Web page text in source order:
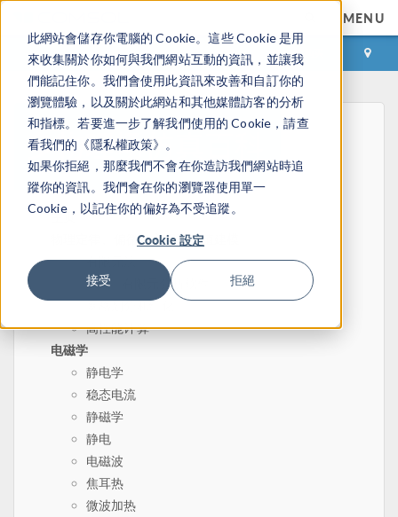
此網站會儲存你電腦的 Cookie。這些 Cookie 是用
來收集關於你如何與我們網站互動的資訊，並讓我
們能記住你。我們會使用此資訊來改善和自訂你的
瀏覽體驗，以及關於此網站和其他媒體訪客的分析
和指標。若要進一步了解我們使用的 Cookie，請查
看我們的《隱私權政策》。
如果你拒絕，那麼我們不會在你造訪我們網站時追
蹤你的資訊。我們會在你的瀏覽器使用單一
Cookie，以記住你的偏好為不受追蹤。
Cookie 設定
接受 拒絕
MENU
登录 咨询与购买
主页
物理定律、偏微分方程和数值建模
有限元法
有限元分析软件
网格划分和细化
高性能计算
电磁学
静电学
稳态电流
静磁学
静电
电磁波
焦耳热
微波加热